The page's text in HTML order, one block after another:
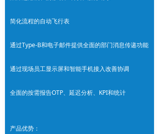
简化流程的自动飞行表
通过Type-B和电子邮件提供全面的部门消息传递功能
通过现场员工显示屏和智能手机接入改善协调
全面的按需报告OTP、延迟分析、KPI和统计
产品优势：